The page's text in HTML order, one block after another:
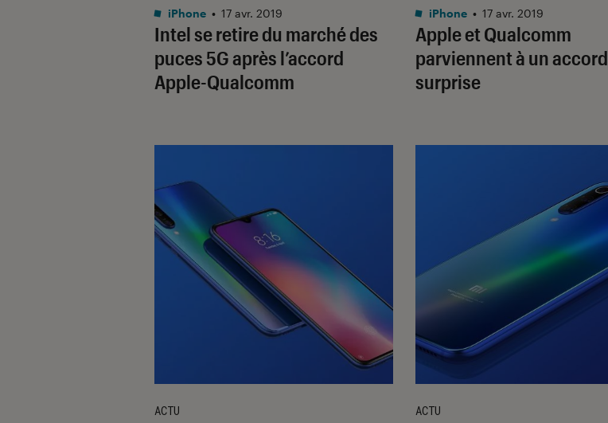
Intel se retire du marché des
puces 5G après l’accord
Apple-Qualcomm
iPhone • 17 avr. 2019
Apple et Qualcomm
parviennent à un accord
surprise
iPhone • 17 avr. 2019
ACTU ACTU